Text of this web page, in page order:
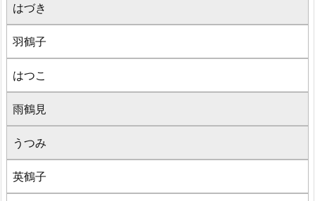
はづき
羽鶴子
はつこ
雨鶴見
うつみ
英鶴子